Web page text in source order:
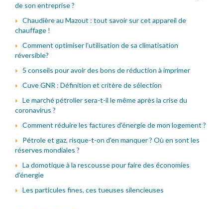
de son entreprise ?
Chaudière au Mazout : tout savoir sur cet appareil de
chauffage !
Comment optimiser l'utilisation de sa climatisation
réversible?
5 conseils pour avoir des bons de réduction à imprimer
Cuve GNR : Définition et critère de sélection
Le marché pétrolier sera-t-il le même après la crise du
coronavirus ?
Comment réduire les factures d'énergie de mon logement ?
Pétrole et gaz, risque-t-on d'en manquer ? Où en sont les
réserves mondiales ?
La domotique à la rescousse pour faire des économies
d'énergie
Les particules fines, ces tueuses silencieuses